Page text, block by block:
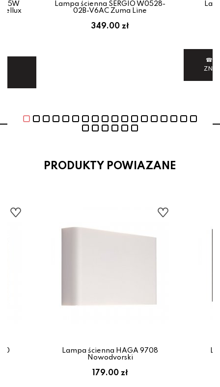
5W
Lampa ścienna SERGIO W0528-
02B-V6AC Zuma Line
349.00 zł
☎
PRODUKTY POWIAZANE
Lampa ścienna HAGA 9708
Nowodvorski
179.00 zł